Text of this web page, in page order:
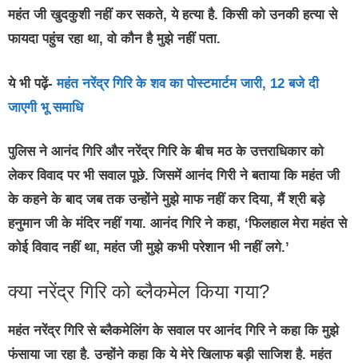
महंत जी खुदकुशी नहीं कर सकते, ये हत्या है. किसी को उनकी हत्या से
फायदा पहुंच रहा था, वो कौन है मुझे नहीं पता.
ये भी पढ़ें-महंत नरेंद्र गिरि के शव का पोस्टमार्टम जारी, 12 बजे दी
जाएगी भू समाधि
पुलिस ने आनंद गिरि और नरेंद्र गिरि के बीच मठ के उत्तराधिकार को
लेकर विवाद पर भी सवाल पूछे. जिसमें आनंद गिरी ने बताया कि महंत जी
के कहने के बाद जब तक उन्होंने मुझे माफ नहीं कर दिया, मैं श्री बड़े
हनुमान जी के मंदिर नहीं गया. आनंद गिरि ने कहा, ‘फिलहाल मेरा महंत से
कोई विवाद नहीं था, महंत जी मुझे कभी परेशान भी नहीं लगे.’
क्या नरेंद्र गिरि को ब्लैकमेल किया गया?
महंत नरेंद्र गिरि से ब्लैकमेलिंग के सवाल पर आनंद गिरि ने कहा कि मुझे
फंसाया जा रहा है. उन्होंने कहा कि ये मेरे खिलाफ बड़ी साजिश है. महंत